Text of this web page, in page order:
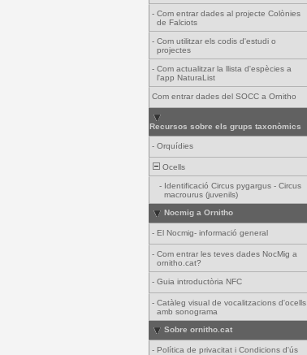
- Com entrar dades al projecte Colònies
de Falciots
- Com utilitzar els codis d'estudi o
projectes
- Com actualitzar la llista d'espècies a
l'app NaturaList
Com entrar dades del SOCC a Ornitho
Recursos sobre els grups taxonòmics
- Orquídies
Ocells
- Identificació Circus pygargus - Circus
macrourus (juvenils)
Nocmig a Ornitho
- El Nocmig- informació general
- Com entrar les teves dades NocMig a
ornitho.cat?
- Guia introductòria NFC
- Catàleg visual de vocalitzacions d'ocells
amb sonograma
Sobre ornitho.cat
- Política de privacitat i Condicions d'ús